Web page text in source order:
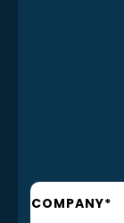
COMPANY*